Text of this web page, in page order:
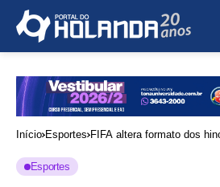
Início Esportes FIFA altera formato dos
Esportes